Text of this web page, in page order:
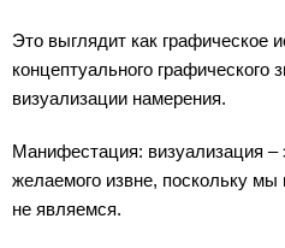
Это выглядит как графическое
концептуального графического
визуализации намерения.
Манифестация: визуализация –
желаемого извне, поскольку
не являемся.